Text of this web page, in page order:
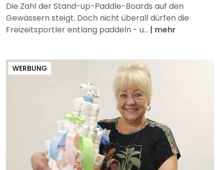
Die Zahl der Stand-up-Paddle-Boards auf den
Gewässern steigt. Doch nicht überall dürfen die
Freizeitsportler entlang paddeln - u... | mehr
WERBUNG